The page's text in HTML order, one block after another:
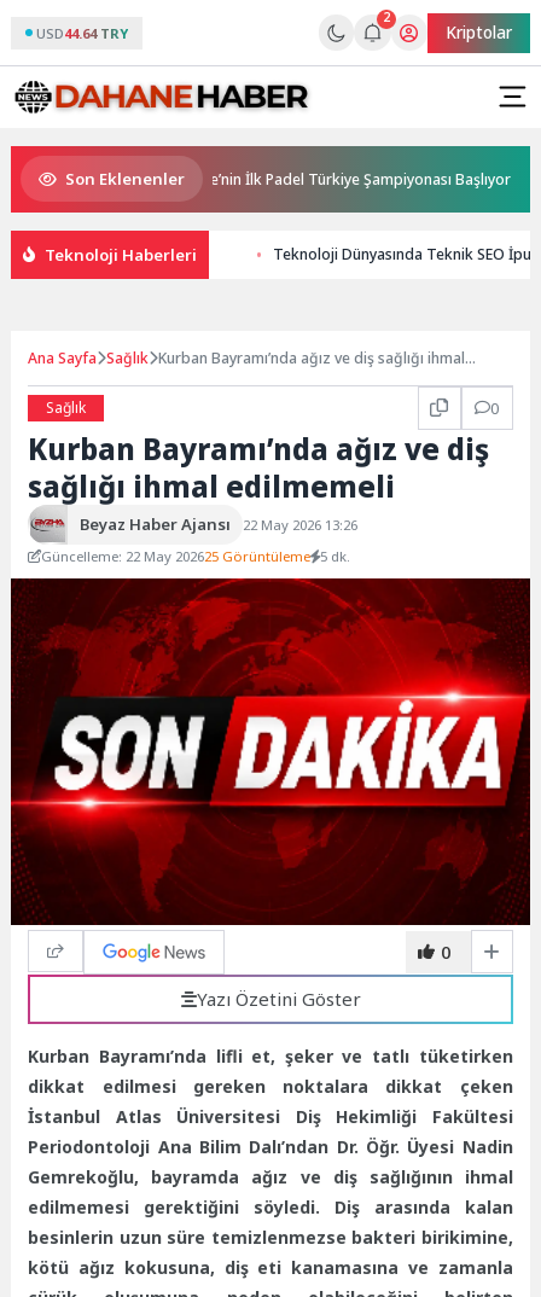
USD44.64 TRY
2
Kriptolar
Son Eklenenler
Türkiye’nin İlk Padel Türkiye Şampiyonası Başlıyor
Teknoloji Haberleri Teknoloji Dünyasında Teknik SEO
Ana Sayfa Sağlık Kurban Bayramı’nda ağız ve diş sağlığı ihmal
Sağlık
0
Kurban Bayramı’nda ağız ve diş
sağlığı ihmal edilmemeli
Beyaz Haber Ajansı
22 May 2026 13:26
Güncelleme: 22 May 202625 Görüntüleme 5 dk.
0
Yazı Özetini Göster
Kurban Bayramı’nda lifli et, şeker ve tatlı tüketirken
dikkat edilmesi gereken noktalara dikkat çeken
İstanbul Atlas Üniversitesi Diş Hekimliği Fakültesi
Periodontoloji Ana Bilim Dalı’ndan Dr. Öğr. Üyesi Nadin
Gemrekoğlu, bayramda ağız ve diş sağlığının ihmal
edilmemesi gerektiğini söyledi. Diş arasında kalan
besinlerin uzun süre temizlenmezse bakteri birikimine,
kötü ağız kokusuna, diş eti kanamasına ve zamanla